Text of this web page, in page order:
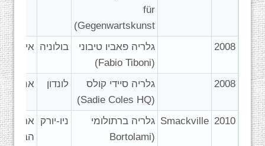
für
Gegenwartskunst)
2008
גלריה פאביו טיבוני
(Fabio Tiboni)
בולוניה איטליה
2008
גלריה סיידי קולס
(Sadie Coles HQ)
לונדון אנגליה
2010
Smackville גלריה ברתולומי
(Bortolami
ניו-יורק
ארצות
הברית